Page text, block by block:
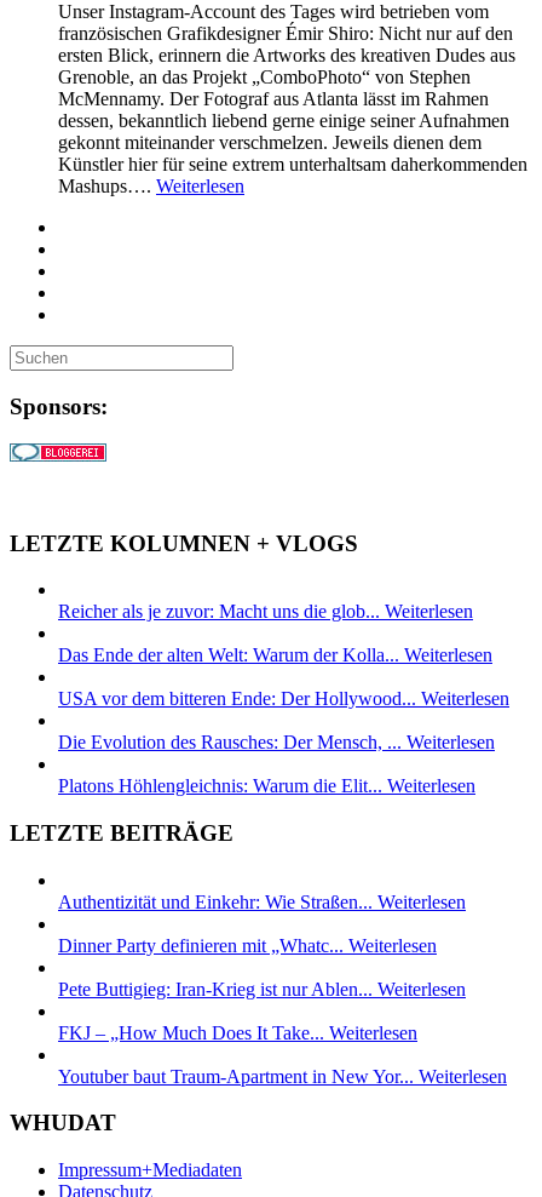
Unser Instagram-Account des Tages wird betrieben vom
französischen Grafikdesigner Émir Shiro: Nicht nur auf den
ersten Blick, erinnern die Artworks des kreativen Dudes aus
Grenoble, an das Projekt „ComboPhoto“ von Stephen
McMennamy. Der Fotograf aus Atlanta lässt im Rahmen
dessen, bekanntlich liebend gerne einige seiner Aufnahmen
gekonnt miteinander verschmelzen. Jeweils dienen dem
Künstler hier für seine extrem unterhaltsam daherkommenden
Mashups…. Weiterlesen
Sponsors:
LETZTE KOLUMNEN + VLOGS
Reicher als je zuvor: Macht uns die glob... Weiterlesen
Das Ende der alten Welt: Warum der Kolla... Weiterlesen
USA vor dem bitteren Ende: Der Hollywood... Weiterlesen
Die Evolution des Rausches: Der Mensch, ... Weiterlesen
Platons Höhlengleichnis: Warum die Elit... Weiterlesen
LETZTE BEITRÄGE
Authentizität und Einkehr: Wie Straßen... Weiterlesen
Dinner Party definieren mit „Whatc... Weiterlesen
Pete Buttigieg: Iran-Krieg ist nur Ablen... Weiterlesen
FKJ – „How Much Does It Take... Weiterlesen
Youtuber baut Traum-Apartment in New Yor... Weiterlesen
WHUDAT
Impressum+Mediadaten
Datenschutz